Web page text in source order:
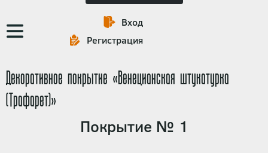
Основная
навигация
Вход
Регистрация
Декоративное покрытие «Венецианская штукатурка
(Трафарет)»
Покрытие № 1